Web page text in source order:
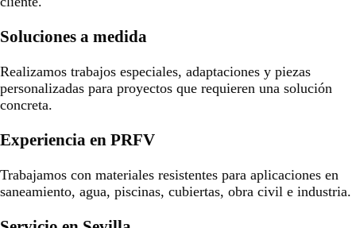
Soluciones a medida
Realizamos trabajos especiales, adaptaciones y piezas
personalizadas para proyectos que requieren una solución
concreta.
Experiencia en PRFV
Trabajamos con materiales resistentes para aplicaciones en
saneamiento, agua, piscinas, cubiertas, obra civil e industria.